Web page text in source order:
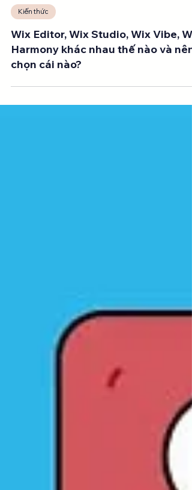
2 thg 5 9 phút đọc
Kiến thức
Wix Editor, Wix Studio, Wix Vibe,
Harmony khác nhau thế nào và nên
chọn cái nào?